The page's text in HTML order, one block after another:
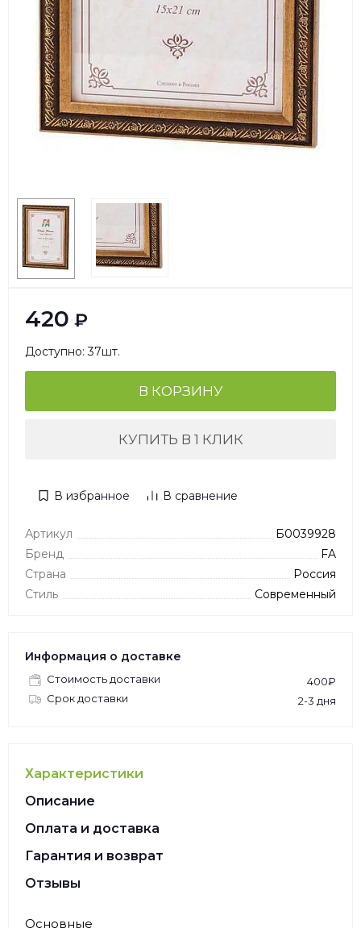
420 ₽
Доступно: 37шт.
В КОРЗИНУ
КУПИТЬ В 1 КЛИК
В избранное В сравнение
Артикул
Б0039928
Бренд
FA
Страна
Россия
Стиль
Современный
Информация о доставке
Стоимость доставки
400₽
Срок доставки
2-3 дня
Характеристики
Описание
Оплата и доставка
Гарантия и возврат
Отзывы
Основные